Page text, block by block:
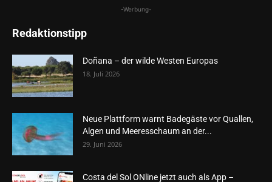
-Werbung-
Redaktionstipp
Doñana – der wilde Westen Europas
18. Juli 2026
Neue Plattform warnt Badegäste vor Quallen,
Algen und Meeresschaum an der...
29. Juni 2026
Costa del Sol ONline jetzt auch als App –